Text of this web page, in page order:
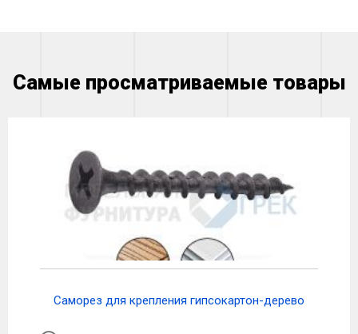
Самые просматриваемые товары
Саморез для крепления гипсокартон-дерево